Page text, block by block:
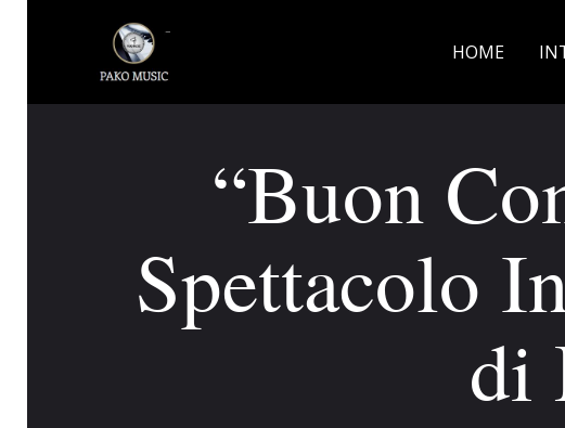
HOME
“Buon
Spettacolo
di